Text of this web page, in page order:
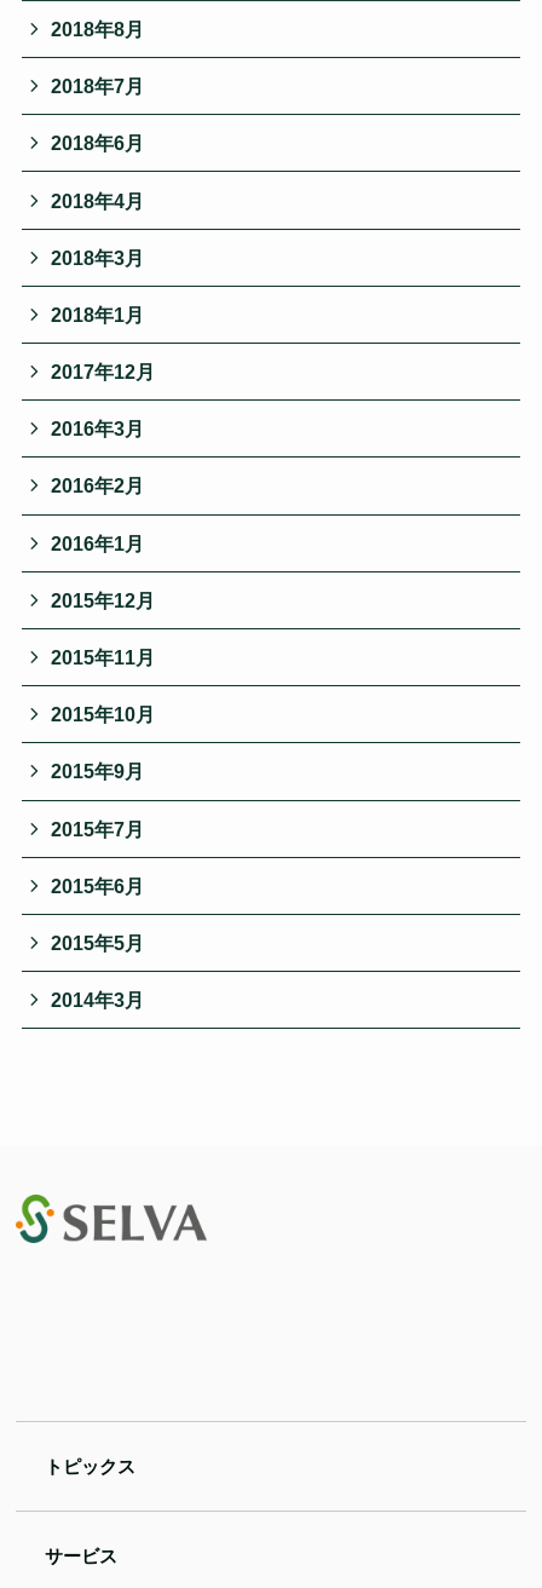
2018年8月
2018年7月
2018年6月
2018年4月
2018年3月
2018年1月
2017年12月
2016年3月
2016年2月
2016年1月
2015年12月
2015年11月
2015年10月
2015年9月
2015年7月
2015年6月
2015年5月
2014年3月
トピックス
サービス